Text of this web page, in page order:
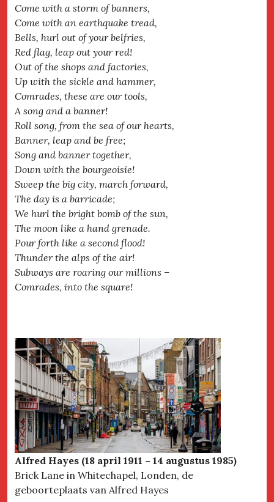
Come with a storm of banners,
Come with an earthquake tread,
Bells, hurl out of your belfries,
Red flag, leap out your red!
Out of the shops and factories,
Up with the sickle and hammer,
Comrades, these are our tools,
A song and a banner!
Roll song, from the sea of our hearts,
Banner, leap and be free;
Song and banner together,
Down with the bourgeoisie!
Sweep the big city, march forward,
The day is a barricade;
We hurl the bright bomb of the sun,
The moon like a hand grenade.
Pour forth like a second flood!
Thunder the alps of the air!
Subways are roaring our millions –
Comrades, into the square!
Alfred Hayes (18 april 1911 – 14 augustus 1985)
Brick Lane in Whitechapel, Londen, de
geboorteplaats van Alfred Hayes